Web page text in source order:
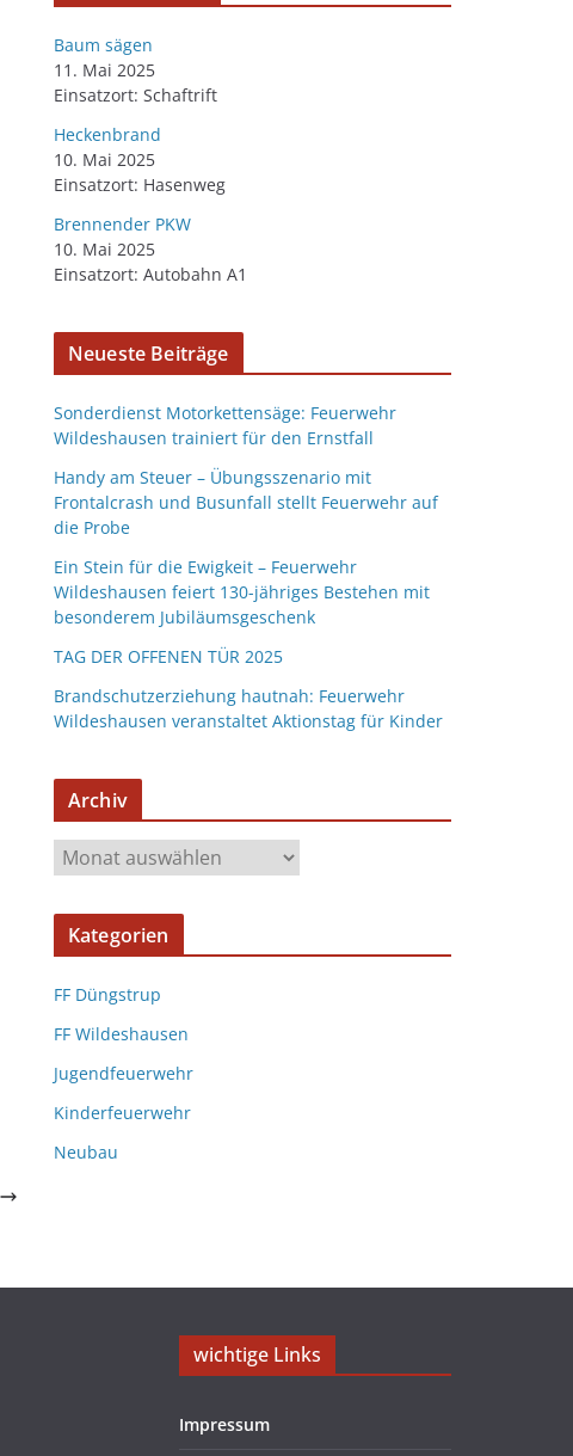
Baum sägen
11. Mai 2025
Einsatzort: Schaftrift
Heckenbrand
10. Mai 2025
Einsatzort: Hasenweg
Brennender PKW
10. Mai 2025
Einsatzort: Autobahn A1
Neueste Beiträge
Sonderdienst Motorkettensäge: Feuerwehr
Wildeshausen trainiert für den Ernstfall
Handy am Steuer – Übungsszenario mit
Frontalcrash und Busunfall stellt Feuerwehr auf
die Probe
Ein Stein für die Ewigkeit – Feuerwehr
Wildeshausen feiert 130-jähriges Bestehen mit
besonderem Jubiläumsgeschenk
TAG DER OFFENEN TÜR 2025
Brandschutzerziehung hautnah: Feuerwehr
Wildeshausen veranstaltet Aktionstag für Kinder
Archiv
Kategorien
FF Düngstrup
FF Wildeshausen
Jugendfeuerwehr
Kinderfeuerwehr
Neubau
wichtige Links
Impressum